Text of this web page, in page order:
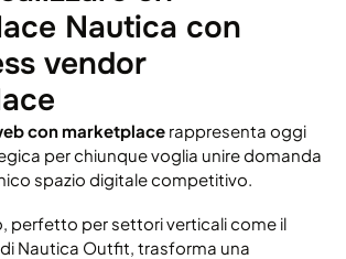
Nautica con
vendor
con marketplace rappresenta oggi
per chiunque voglia unire domanda
spazio digitale competitivo.
perfetto per settori verticali come il
Nautica Outfit, trasforma una